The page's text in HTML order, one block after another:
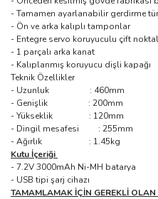
- Tamamen ayarlanabilir gerdirme
- Ön ve arka kalıplı tamponlar
- Entegre servo koruyuculu çift
- 1 parçalı arka kanat
- Kalıplanmış koruyucu dişli kapağı
Teknik Özellikler
- Uzunluk : 460mm
- Genişlik : 200mm
- Yükseklik : 120mm
- Dingil mesafesi : 255mm
- Ağırlık : 1.45kg
Kutu İçeriği
- 7.2V 3000mAh Ni-MH batarya
- USB tipi şarj cihazı
TAMAMLAMAK İÇİN GEREKLİ